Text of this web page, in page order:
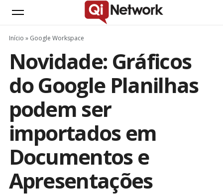
Início » Google Workspace
Novidade: Gráficos
do Google Planilhas
podem ser
importados em
Documentos e
Apresentações